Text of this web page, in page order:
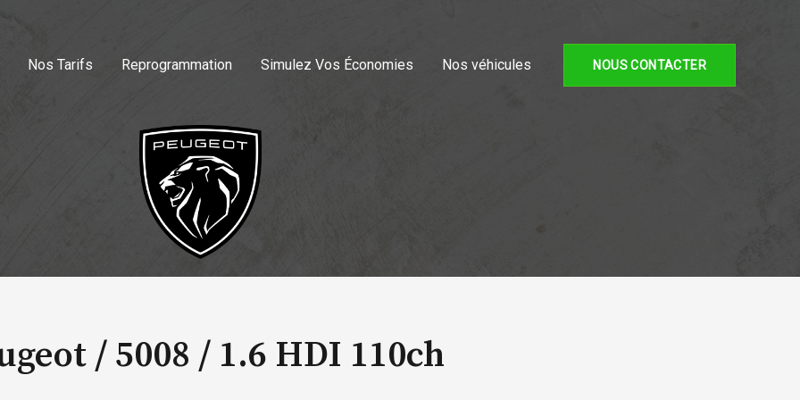
Nos Tarifs Reprogrammation Simulez Vos Économies Nos véhicules NOUS CONTACTER
/ 5008 / 1.6 HDI 110ch